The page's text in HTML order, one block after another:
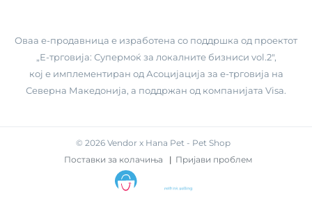
Оваа е-продавница е изработена со поддршка од проектот
„Е-трговија: Супермоќ за локалните бизниси vol.2",
кој е имплементиран од Асоцијација за е-трговија на
Северна Македонија, а поддржан од компанијата Visa.
© 2026Vendor x Hana Pet - Pet Shop
Поставки за колачиња
| Пријави проблем